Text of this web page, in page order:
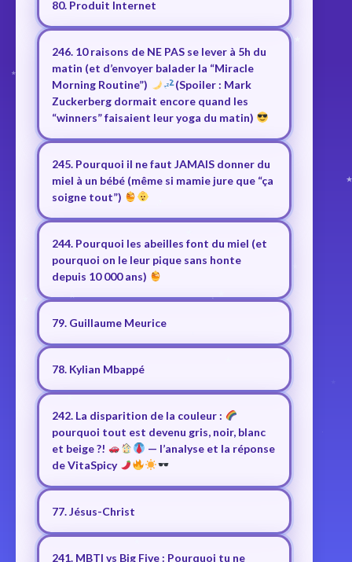
80. Produit Internet
246. 10 raisons de NE PAS se lever à 5h du
matin (et d’envoyer balader la “Miracle
Morning Routine”)
(Spoiler : Mark
Zuckerberg dormait encore quand les
“winners” faisaient leur yoga du matin)
245. Pourquoi il ne faut JAMAIS donner du
miel à un bébé (même si mamie jure que “ça
soigne tout”)
244. Pourquoi les abeilles font du miel (et
pourquoi on le leur pique sans honte
depuis 10 000 ans)
79. Guillaume Meurice
78. Kylian Mbappé
242. La disparition de la couleur :
pourquoi tout est devenu gris, noir, blanc
et beige ?!
— l’analyse et la réponse
de VitaSpicy
77. Jésus-Christ
241. MBTI vs Big Five : Pourquoi tu ne